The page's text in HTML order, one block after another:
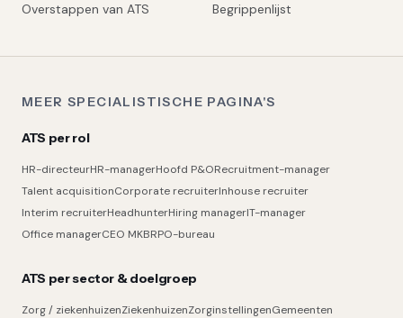
Overstappen van ATS
Begrippenlijst
MEER SPECIALISTISCHE PAGINA'S
ATS per rol
HR-directeurHR-managerHoofd P&ORecruitment-manager
Talent acquisitionCorporate recruiterInhouse recruiter
Interim recruiterHeadhunterHiring managerIT-manager
Office managerCEO MKBRPO-bureau
ATS per sector & doelgroep
Zorg / ziekenhuizenZiekenhuizenZorginstellingenGemeenten